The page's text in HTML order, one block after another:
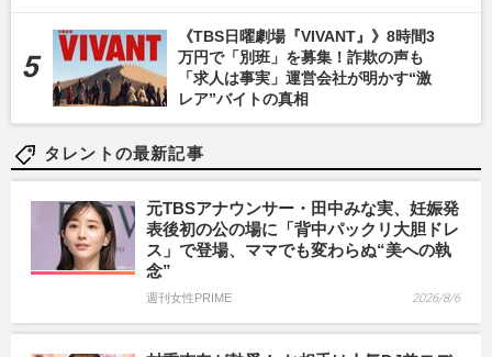
《TBS日曜劇場『VIVANT』》8時間3
万円で「別班」を募集！詐欺の声も
「求人は事実」運営会社が明かす“激
レア”バイトの真相
タレントの最新記事
元TBSアナウンサー・田中みな実、妊娠発
表後初の公の場に「背中パックリ大胆ドレ
ス」で登場、ママでも変わらぬ“美への執
念”
週刊女性PRIME 2026/8/6